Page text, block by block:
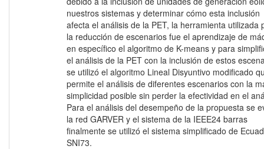
nuestros sistemas y determinar cómo esta inclusión
afecta el análisis de la PET, la herramienta utilizada
la reducción de escenarios fue el aprendizaje de
en específico el algoritmo de K-means y para
el análisis de la PET con la inclusión de estos
se utilizó el algoritmo Lineal Disyuntivo modificado
permite el análisis de diferentes escenarios con la
simplicidad posible sin perder la efectividad en el
Para el análisis del desempeño de la propuesta se
la red GARVER y el sistema de la IEEE24 barras
finalmente se utilizó el sistema simplificado de
SNI73.